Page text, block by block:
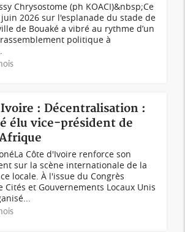
Chrysostome (ph KOACI)&nbsp;Ce
2026 sur l'esplanade du stade de
de Bouaké a vibré au rythme d’un
politique à
: Décentralisation :
élu vice-président de
Côte d'Ivoire renforce son
sur la scène internationale de la
locale. À l'issue du Congrès
Cités et Gouvernements Locaux Unis